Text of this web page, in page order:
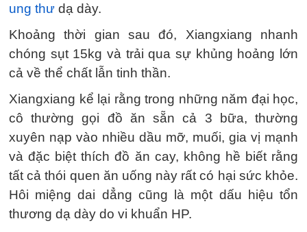
ung thư dạ dày.
Khoảng thời gian sau đó, Xiangxiang nhanh
chóng sụt 15kg và trải qua sự khủng hoảng lớn
cả về thể chất lẫn tinh thần.
Xiangxiang kể lại rằng trong những năm đại học,
cô thường gọi đồ ăn sẵn cả 3 bữa, thường
xuyên nạp vào nhiều dầu mỡ, muối, gia vị mạnh
và đặc biệt thích đồ ăn cay, không hề biết rằng
tất cả thói quen ăn uống này rất có hại sức khỏe.
Hôi miệng dai dẳng cũng là một dấu hiệu tổn
thương dạ dày do vi khuẩn HP.